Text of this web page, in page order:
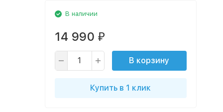
В наличии
14 990 ₽
В корзину
Купить в 1 клик